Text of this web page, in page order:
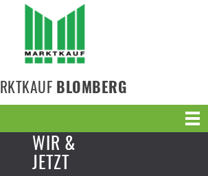
BLOMBERG
WIR &
JETZT